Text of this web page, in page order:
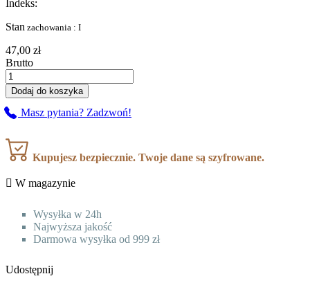
Indeks:
Stan zachowania : I
47,00 zł
Brutto
Dodaj do koszyka
Masz pytania? Zadzwoń!
Kupujesz bezpiecznie. Twoje dane są szyfrowane.
 W magazynie
Wysyłka w 24h
Najwyższa jakość
Darmowa wysyłka od 999 zł
Udostępnij